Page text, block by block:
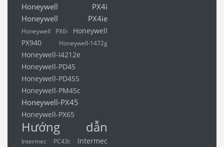
Honeywell PX4i
Honeywell PX4ie
Honeywell PX6i
Honeywell
PX940
Honeywell-1472g
Honeywell-I4212e
Honeywell-PD45
Honeywell-PD45S
Honeywell-PM45c
Honeywell-PX45
Honeywell-PX65
Hướng dẫn
Intermec PC43t
Intermec